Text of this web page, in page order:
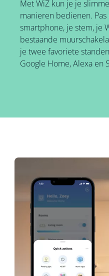
Met WiZ kun je je
manieren bedienen.
smartphone, je stem, je
bestaande
je twee favoriete
Google Home, Alexa en